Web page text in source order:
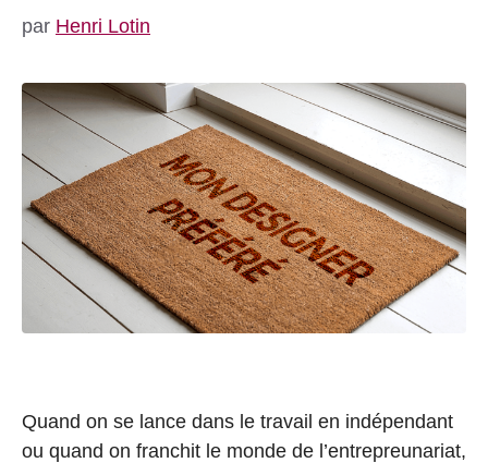
par Henri Lotin
Quand on se lance dans le travail en indépendant
ou quand on franchit le monde de l’entrepreunariat,